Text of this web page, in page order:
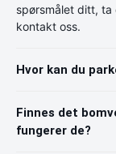
spørsmålet ditt, ta
kontakt oss.
Hvor kan du
Finnes det
fungerer de?